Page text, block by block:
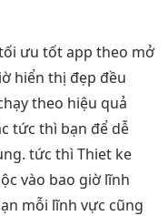
ưu tốtapp theo mở
hiển thị đẹp đều
theo hiệu quả
tức thì bạn để dễ
tức thì Thiet ke
vào bao giờ lĩnh
mỗi lĩnh vực cũng